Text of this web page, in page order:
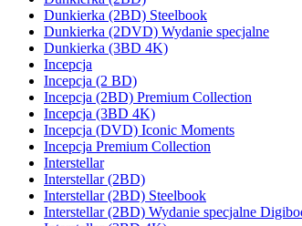
Dunkierka (2BD) Steelbook
Dunkierka (2DVD) Wydanie specjalne
Dunkierka (3BD 4K)
Incepcja
Incepcja (2 BD)
Incepcja (2BD) Premium Collection
Incepcja (3BD 4K)
Incepcja (DVD) Iconic Moments
Incepcja Premium Collection
Interstellar
Interstellar (2BD)
Interstellar (2BD) Steelbook
Interstellar (2BD) Wydanie specjalne